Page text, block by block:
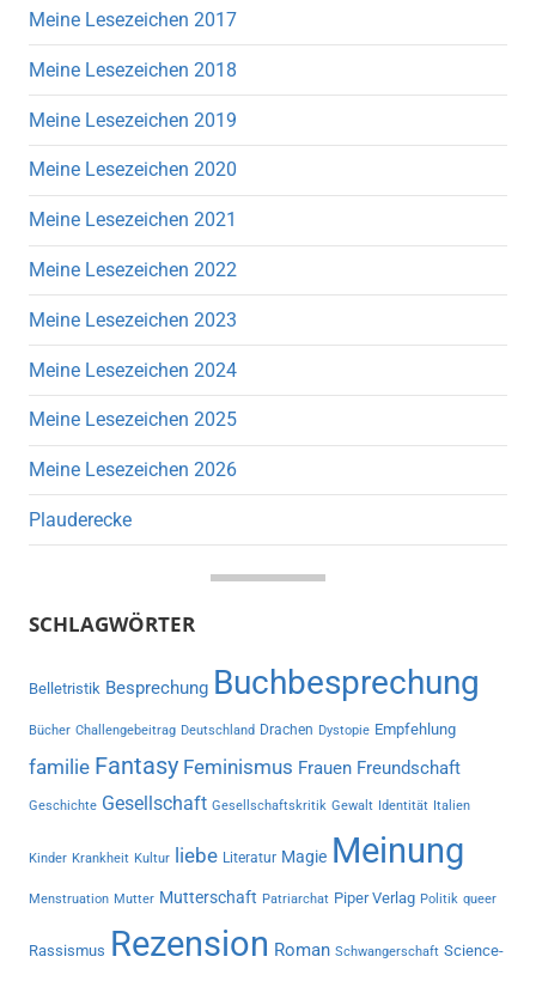
Meine Lesezeichen 2017
Meine Lesezeichen 2018
Meine Lesezeichen 2019
Meine Lesezeichen 2020
Meine Lesezeichen 2021
Meine Lesezeichen 2022
Meine Lesezeichen 2023
Meine Lesezeichen 2024
Meine Lesezeichen 2025
Meine Lesezeichen 2026
Plauderecke
SCHLAGWÖRTER
Belletristik Besprechung Buchbesprechung
Bücher Challengebeitrag Deutschland Drachen Dystopie Empfehlung
familie Fantasy Feminismus Frauen Freundschaft
Geschichte Gesellschaft Gesellschaftskritik Gewalt Identität Italien
Kinder Krankheit Kultur liebe Literatur Magie Meinung
Menstruation Mutter Mutterschaft Patriarchat Piper Verlag Politik queer
Rassismus Rezension Roman Schwangerschaft Science-